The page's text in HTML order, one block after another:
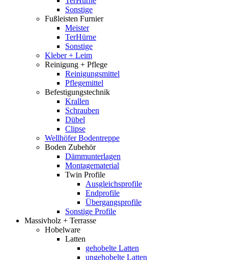
Sonstige
Fußleisten Furnier
Meister
TerHürne
Sonstige
Kleber + Leim
Reinigung + Pflege
Reinigungsmittel
Pflegemittel
Befestigungstechnik
Krallen
Schrauben
Dübel
Clipse
Wellhöfer Bodentreppe
Boden Zubehör
Dämmunterlagen
Montagematerial
Twin Profile
Ausgleichsprofile
Endprofile
Übergangsprofile
Sonstige Profile
Massivholz + Terrasse
Hobelware
Latten
gehobelte Latten
ungehobelte Latten